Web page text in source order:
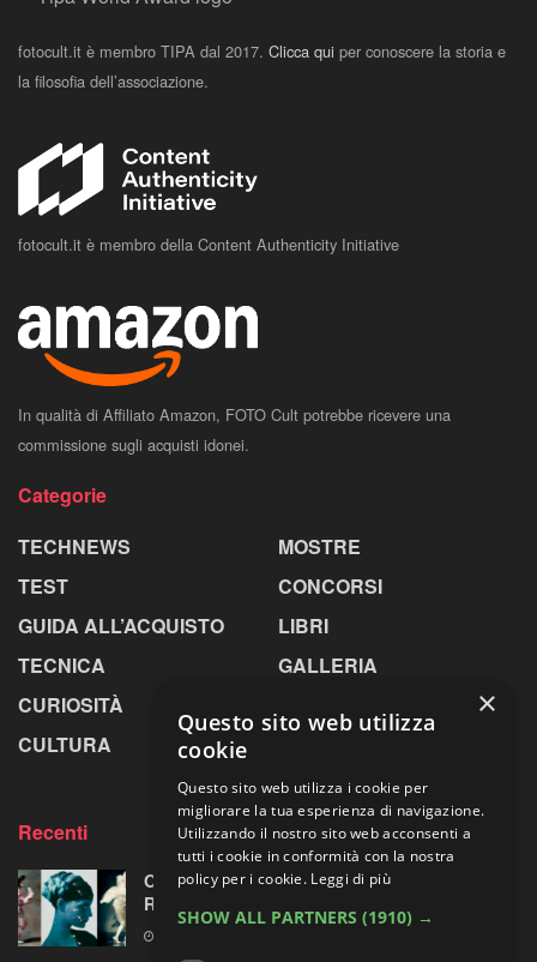
fotocult.it è membro TIPA dal 2017. Clicca qui per conoscere la storia e
la filosofia dell’associazione.
fotocult.it è membro della Content Authenticity Initiative
In qualità di Affiliato Amazon, FOTO Cult potrebbe ricevere una
commissione sugli acquisti idonei.
Categorie
TECHNEWS
TEST
GUIDA ALL’ACQUISTO
TECNICA
CURIOSITÀ
CULTURA
MOSTRE
CONCORSI
LIBRI
GALLERIA
Recenti
Omaggio al laboratorio alchemico di Paolo
Roversi
×
Questo sito web utilizza
cookie
Questo sito web utilizza i cookie per
migliorare la tua esperienza di navigazione.
Utilizzando il nostro sito web acconsenti a
tutti i cookie in conformità con la nostra
policy per i cookie. Leggi di più
SHOW ALL PARTNERS (1910) →